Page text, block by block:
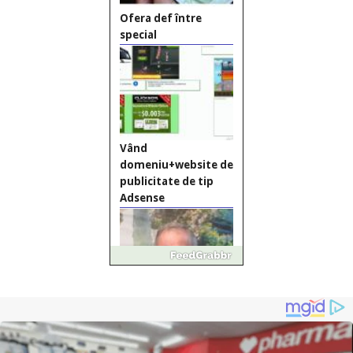
Vând
domeniu+website de
publicitate de tip
Adsense
Pastorul Liviu Radu a
trecut la Domnul
la Gherla, polițist